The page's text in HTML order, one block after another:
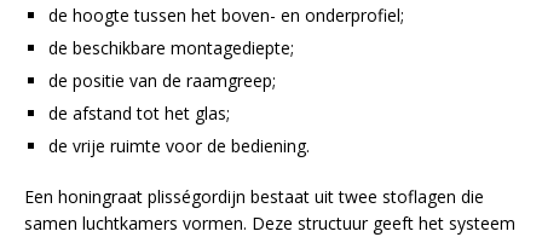
de hoogte tussen het boven- en onderprofiel;
de beschikbare montagediepte;
de positie van de raamgreep;
de afstand tot het glas;
de vrije ruimte voor de bediening.
Een honingraat plisségordijn bestaat uit twee stoflagen die
samen luchtkamers vormen. Deze structuur geeft het systeem